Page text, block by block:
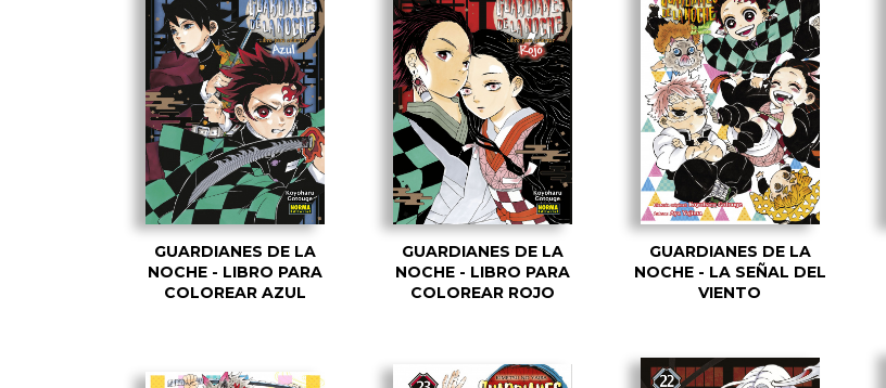
GUARDIANES DE LA
NOCHE - LIBRO PARA
COLOREAR AZUL
GUARDIANES DE LA
NOCHE - LIBRO PARA
COLOREAR ROJO
GUARDIANES DE LA
NOCHE - LA SEÑAL DEL
VIENTO